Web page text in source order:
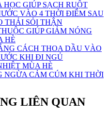
GIÚP SẠCH RUỘT
VÀO 4 THỜI ĐIỂM SAU
THẢI SỎI THẬN
GIÚP GIẢM NÓNG
HÈ
CÁCH THOA DẦU VÀO
KHI ĐI NGỦ
MÙA HÈ
NGỪA CẢM CÚM KHI THỜI
LIÊN QUAN